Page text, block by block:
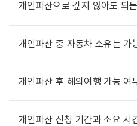
개인파산으로 갚지 않아도 되
개인파산 중 자동차 소유는 가
개인파산 후 해외여행 가능 여
개인파산 신청 기간과 소요 시